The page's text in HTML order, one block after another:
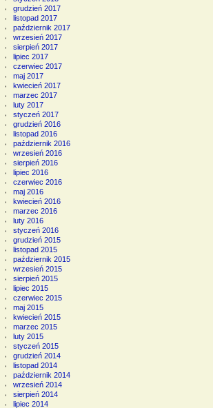
grudzień 2017
listopad 2017
październik 2017
wrzesień 2017
sierpień 2017
lipiec 2017
czerwiec 2017
maj 2017
kwiecień 2017
marzec 2017
luty 2017
styczeń 2017
grudzień 2016
listopad 2016
październik 2016
wrzesień 2016
sierpień 2016
lipiec 2016
czerwiec 2016
maj 2016
kwiecień 2016
marzec 2016
luty 2016
styczeń 2016
grudzień 2015
listopad 2015
październik 2015
wrzesień 2015
sierpień 2015
lipiec 2015
czerwiec 2015
maj 2015
kwiecień 2015
marzec 2015
luty 2015
styczeń 2015
grudzień 2014
listopad 2014
październik 2014
wrzesień 2014
sierpień 2014
lipiec 2014